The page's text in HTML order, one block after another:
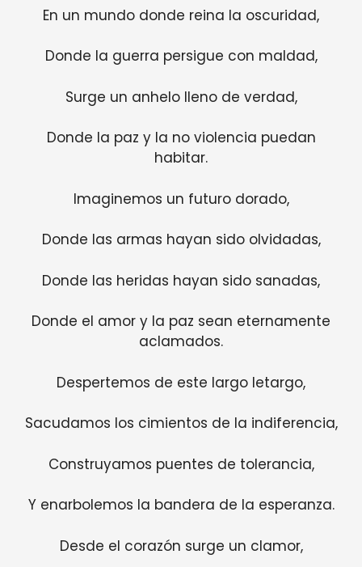
En un mundo donde reina la oscuridad,
Donde la guerra persigue con maldad,
Surge un anhelo lleno de verdad,
Donde la paz y la no violencia puedan
habitar.
Imaginemos un futuro dorado,
Donde las armas hayan sido olvidadas,
Donde las heridas hayan sido sanadas,
Donde el amor y la paz sean eternamente
aclamados.
Despertemos de este largo letargo,
Sacudamos los cimientos de la indiferencia,
Construyamos puentes de tolerancia,
Y enarbolemos la bandera de la esperanza.
Desde el corazón surge un clamor,